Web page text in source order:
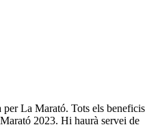
per La Marató. Tots els beneficis
2023. Hi haurà servei de